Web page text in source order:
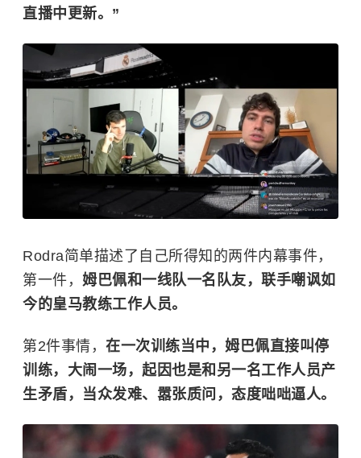
直播中更新。”
Rodra简单描述了自己所得知的两件内幕事件，
第一件， 姆巴佩和一线队一名队友，联手嘲讽如
今的皇马教练工作人员。
第2件事情， 在一次训练当中，姆巴佩直接叫停
训练，大闹一场，起因也是和另一名工作人员产
生矛盾，当众发难、嚣张质问，态度咄咄逼人。